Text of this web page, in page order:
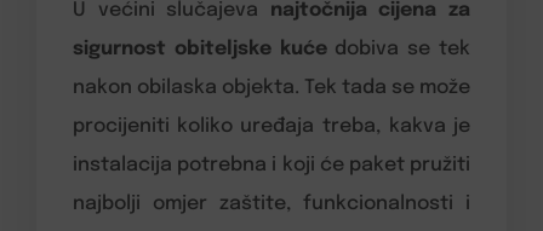
U većini slučajeva najtočnija cijena za
sigurnost obiteljske kućedobiva se tek
nakon obilaska objekta. Tek tada se može
procijeniti koliko uređaja treba, kakva je
instalacija potrebna i koji će paket pružiti
najbolji omjer zaštite, funkcionalnosti i